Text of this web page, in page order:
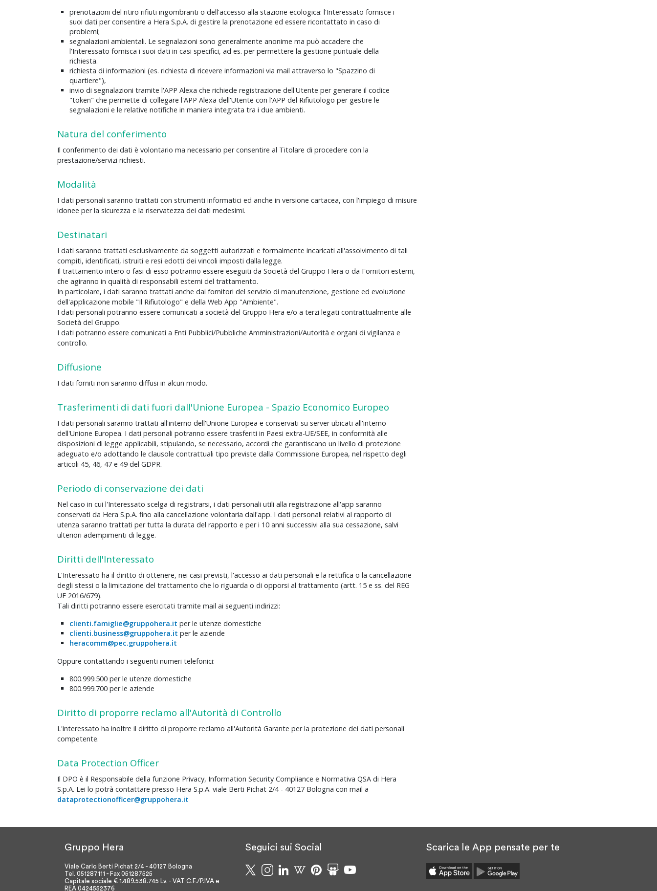
prenotazioni del ritiro rifiuti ingombranti o dell'accesso alla stazione ecologica: l'Interessato fornisce i
suoi dati per consentire a Hera S.p.A. di gestire la prenotazione ed essere ricontattato in caso di
problemi;
segnalazioni ambientali. Le segnalazioni sono generalmente anonime ma può accadere che
l'Interessato fornisca i suoi dati in casi specifici, ad es. per permettere la gestione puntuale della
richiesta.
richiesta di informazioni (es. richiesta di ricevere informazioni via mail attraverso lo "Spazzino di
quartiere"),
invio di segnalazioni tramite l'APP Alexa che richiede registrazione dell'Utente per generare il codice
"token" che permette di collegare l'APP Alexa dell'Utente con l'APP del Rifiutologo per gestire le
segnalazioni e le relative notifiche in maniera integrata tra i due ambienti.
Natura del conferimento
Il conferimento dei dati è volontario ma necessario per consentire al Titolare di procedere con la
prestazione/servizi richiesti.
Modalità
I dati personali saranno trattati con strumenti informatici ed anche in versione cartacea, con l'impiego di misure
idonee per la sicurezza e la riservatezza dei dati medesimi.
Destinatari
I dati saranno trattati esclusivamente da soggetti autorizzati e formalmente incaricati all'assolvimento di tali
compiti, identificati, istruiti e resi edotti dei vincoli imposti dalla legge.
Il trattamento intero o fasi di esso potranno essere eseguiti da Società del Gruppo Hera o da Fornitori esterni,
che agiranno in qualità di responsabili esterni del trattamento.
In particolare, i dati saranno trattati anche dai fornitori del servizio di manutenzione, gestione ed evoluzione
dell'applicazione mobile "Il Rifiutologo" e della Web App "Ambiente".
I dati personali potranno essere comunicati a società del Gruppo Hera e/o a terzi legati contrattualmente alle
Società del Gruppo.
I dati potranno essere comunicati a Enti Pubblici/Pubbliche Amministrazioni/Autorità e organi di vigilanza e
controllo.
Diffusione
I dati forniti non saranno diffusi in alcun modo.
Trasferimenti di dati fuori dall'Unione Europea - Spazio Economico Europeo
I dati personali saranno trattati all'interno dell'Unione Europea e conservati su server ubicati all'interno
dell'Unione Europea. I dati personali potranno essere trasferiti in Paesi extra-UE/SEE, in conformità alle
disposizioni di legge applicabili, stipulando, se necessario, accordi che garantiscano un livello di protezione
adeguato e/o adottando le clausole contrattuali tipo previste dalla Commissione Europea, nel rispetto degli
articoli 45, 46, 47 e 49 del GDPR.
Periodo di conservazione dei dati
Nel caso in cui l'Interessato scelga di registrarsi, i dati personali utili alla registrazione all'app saranno
conservati da Hera S.p.A. fino alla cancellazione volontaria dall'app. I dati personali relativi al rapporto di
utenza saranno trattati per tutta la durata del rapporto e per i 10 anni successivi alla sua cessazione, salvi
ulteriori adempimenti di legge.
Diritti dell'Interessato
L'Interessato ha il diritto di ottenere, nei casi previsti, l'accesso ai dati personali e la rettifica o la cancellazione
degli stessi o la limitazione del trattamento che lo riguarda o di opporsi al trattamento (artt. 15 e ss. del REG
UE 2016/679).
Tali diritti potranno essere esercitati tramite mail ai seguenti indirizzi:
clienti.famiglie@gruppohera.it per le utenze domestiche
clienti.business@gruppohera.it per le aziende
heracomm@pec.gruppohera.it
Oppure contattando i seguenti numeri telefonici:
800.999.500 per le utenze domestiche
800.999.700 per le aziende
Diritto di proporre reclamo all'Autorità di Controllo
L'interessato ha inoltre il diritto di proporre reclamo all'Autorità Garante per la protezione dei dati personali
competente.
Data Protection Officer
Il DPO è il Responsabile della funzione Privacy, Information Security Compliance e Normativa QSA di Hera
S.p.A. Lei lo potrà contattare presso Hera S.p.A. viale Berti Pichat 2/4 - 40127 Bologna con mail a
dataprotectionofficer@gruppohera.it
Gruppo Hera
Viale Carlo Berti Pichat 2/4 - 40127 Bologna
Tel. 051287111 - Fax 051287525
Capitale sociale € 1.489.538.745 Lv. - VAT C.F./P.IVA e
REA 0424552376
Seguici sui Social Scarica le App pensate per te